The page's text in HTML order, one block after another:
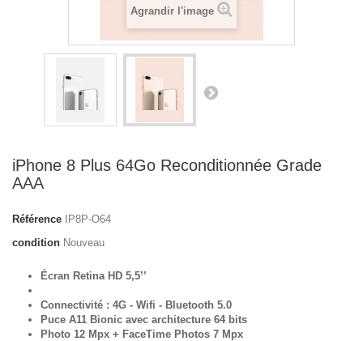
Agrandir l'image
iPhone 8 Plus 64Go Reconditionnée Grade
AAA
Référence
IP8P-O64
condition Nouveau
Écran Retina HD 5,5’’
Connectivité : 4G - Wifi - Bluetooth 5.0
Puce A11 Bionic avec architecture 64 bits
Photo 12 Mpx + FaceTime Photos 7 Mpx